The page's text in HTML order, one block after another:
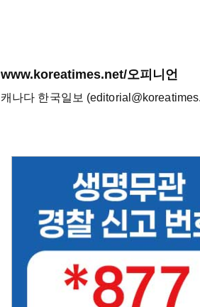
www.koreatimes.net/오피니언
캐나다 한국일보